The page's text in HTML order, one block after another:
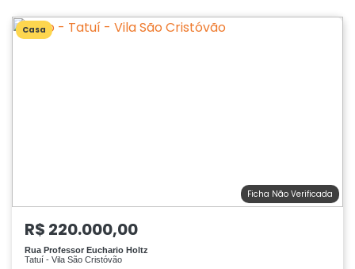
Casa
Ficha Não Verificada
R$ 220.000,00
Rua Professor Euchario Holtz
Tatuí - Vila São Cristóvão